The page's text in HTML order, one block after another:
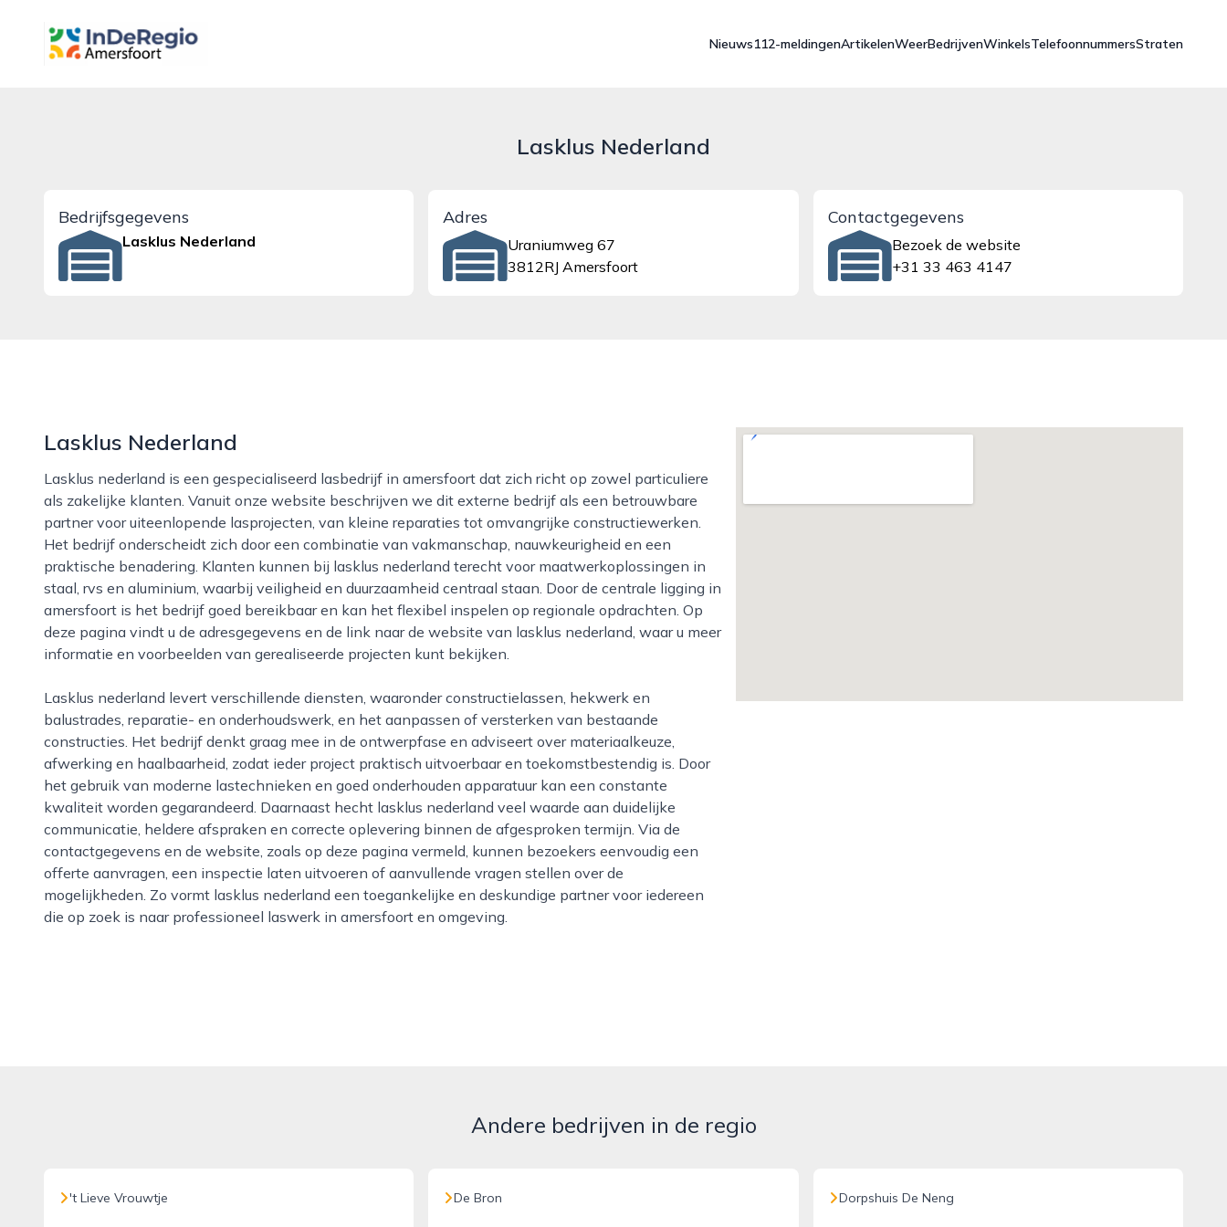
inderegioamersfoort.nl
Nieuws112-meldingenArtikelenWeerBedrijvenWinkelsTelefoonnummersStraten
Lasklus Nederland
Bedrijfsgegevens
Lasklus Nederland
Adres
Uraniumweg 67
3812RJ Amersfoort
Contactgegevens
Bezoek de website
+31 33 463 4147
Lasklus Nederland
Lasklus nederland is een gespecialiseerd lasbedrijf in amersfoort dat zich richt op zowel particuliere
als zakelijke klanten. Vanuit onze website beschrijven we dit externe bedrijf als een betrouwbare
partner voor uiteenlopende lasprojecten, van kleine reparaties tot omvangrijke constructiewerken.
Het bedrijf onderscheidt zich door een combinatie van vakmanschap, nauwkeurigheid en een
praktische benadering. Klanten kunnen bij lasklus nederland terecht voor maatwerkoplossingen in
staal, rvs en aluminium, waarbij veiligheid en duurzaamheid centraal staan. Door de centrale ligging in
amersfoort is het bedrijf goed bereikbaar en kan het flexibel inspelen op regionale opdrachten. Op
deze pagina vindt u de adresgegevens en de link naar de website van lasklus nederland, waar u meer
informatie en voorbeelden van gerealiseerde projecten kunt bekijken.
Lasklus nederland levert verschillende diensten, waaronder constructielassen, hekwerk en
balustrades, reparatie- en onderhoudswerk, en het aanpassen of versterken van bestaande
constructies. Het bedrijf denkt graag mee in de ontwerpfase en adviseert over materiaalkeuze,
afwerking en haalbaarheid, zodat ieder project praktisch uitvoerbaar en toekomstbestendig is. Door
het gebruik van moderne lastechnieken en goed onderhouden apparatuur kan een constante
kwaliteit worden gegarandeerd. Daarnaast hecht lasklus nederland veel waarde aan duidelijke
communicatie, heldere afspraken en correcte oplevering binnen de afgesproken termijn. Via de
contactgegevens en de website, zoals op deze pagina vermeld, kunnen bezoekers eenvoudig een
offerte aanvragen, een inspectie laten uitvoeren of aanvullende vragen stellen over de
mogelijkheden. Zo vormt lasklus nederland een toegankelijke en deskundige partner voor iedereen
die op zoek is naar professioneel laswerk in amersfoort en omgeving.
Andere bedrijven in de regio
't Lieve Vrouwtje De Bron Dorpshuis De Neng